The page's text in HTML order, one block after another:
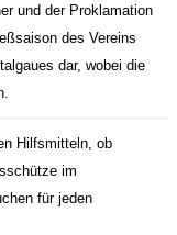
und der Proklamation
des Vereins
dar, wobei die
Hilfsmitteln, ob
im
für jeden